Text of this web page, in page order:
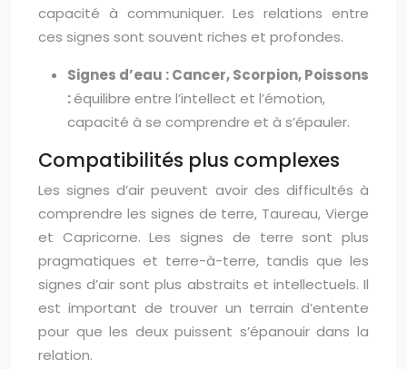
capacité à communiquer. Les relations entre
ces signes sont souvent riches et profondes.
Signes d’eau : Cancer, Scorpion, Poissons
:équilibre entre l’intellect et l’émotion,
capacité à se comprendre et à s’épauler.
Compatibilités plus complexes
Les signes d’air peuvent avoir des difficultés à
comprendre les signes de terre, Taureau, Vierge
et Capricorne. Les signes de terre sont plus
pragmatiques et terre-à-terre, tandis que les
signes d’air sont plus abstraits et intellectuels. Il
est important de trouver un terrain d’entente
pour que les deux puissent s’épanouir dans la
relation.